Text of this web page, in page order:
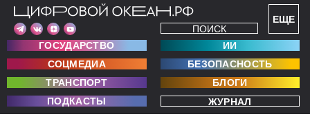
ЕЩЕ
ПОИСК
ГОСУДАРСТВО
ИИ
СОЦМЕДИА
БЕЗОПАСНОСТЬ
ТРАНСПОРТ
БЛОГИ
ПОДКАСТЫ
ЖУРНАЛ